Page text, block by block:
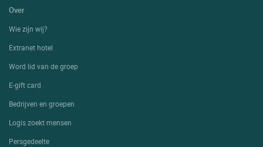
Over
Wie zijn wij?
Extranet hotel
Word lid van de groep
E-gift card
Bedrijven en groepen
Logis zoekt mensen
Persgedeelte